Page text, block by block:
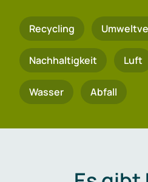
Recycling
Nachhaltigkeit Luft
Wasser Abfall